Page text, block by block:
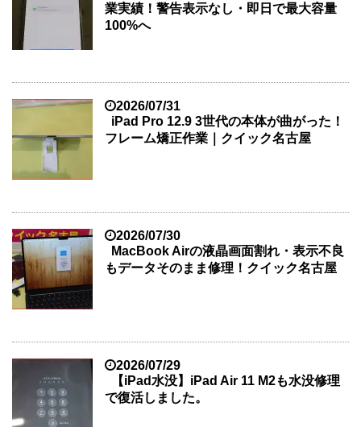
業実績！警告表示なし・即日で最大容量
100%へ
2026/07/31
iPad Pro 12.9 3世代の本体が曲がった！
フレーム矯正作業｜クイック名古屋
2026/07/30
MacBook Airの液晶画面割れ・表示不良
もデータそのまま修理！クイック名古屋
2026/07/29
【iPad水没】iPad Air 11 M2も水没修理
で復活しました。